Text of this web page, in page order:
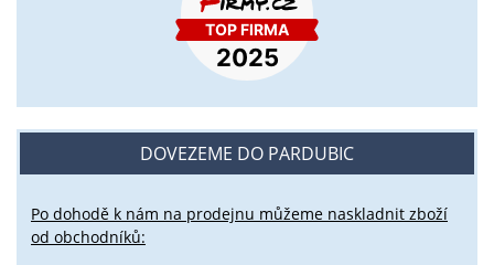
DOVEZEME DO PARDUBIC
Po dohodě k nám na prodejnu můžeme naskladnit zboží
od obchodníků: